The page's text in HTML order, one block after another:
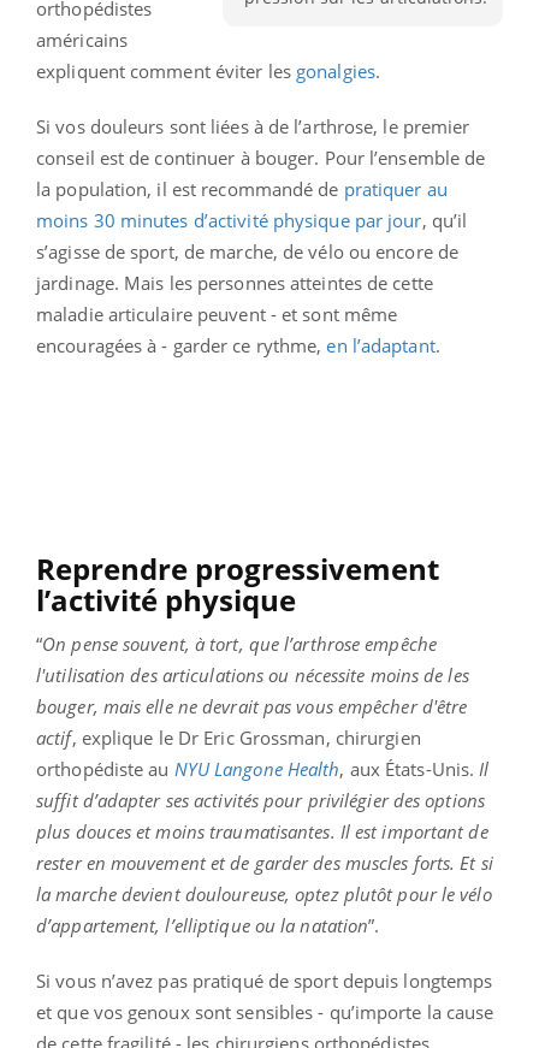
orthopédistes
américains
expliquent comment éviter les gonalgies.
Si vos douleurs sont liées à de l’arthrose, le premier
conseil est de continuer à bouger. Pour l’ensemble de
la population, il est recommandé de pratiquer au
moins 30 minutes d’activité physique par jour, qu’il
s’agisse de sport, de marche, de vélo ou encore de
jardinage. Mais les personnes atteintes de cette
maladie articulaire peuvent - et sont même
encouragées à - garder ce rythme,en l’adaptant.
Reprendre progressivement
l’activité physique
“On pense souvent, à tort, que l’arthrose empêche
l'utilisation des articulations ou nécessite moins de les
bouger, mais elle ne devrait pas vous empêcher d'être
actif, explique le Dr Eric Grossman, chirurgien
orthopédiste au NYU Langone Health, aux États-Unis. Il
suffit d’adapter ses activités pour privilégier des options
plus douces et moins traumatisantes. Il est important de
rester en mouvement et de garder des muscles forts. Et si
la marche devient douloureuse, optez plutôt pour le vélo
d’appartement, l’elliptique ou la natation”.
Si vous n’avez pas pratiqué de sport depuis longtemps
et que vos genoux sont sensibles - qu’importe la cause
de cette fragilité - les chirurgiens orthopédistes